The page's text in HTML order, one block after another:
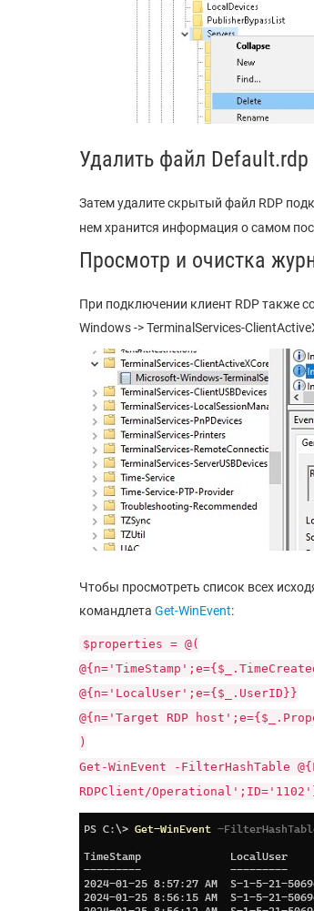
Удалить файл Default.rdp
Затем удалите скрытый файл RDP
нем хранится информация о самом
Просмотр и очистка
При подключении клиент RDP также
Windows -> TerminalServices-
Чтобы просмотреть список всех
командлета Get-WinEvent:
$properties = @(
@{n='LocalUser';e={$_.UserID}}
@{n='Target RDP
)
Get-WinEvent -FilterHashTable
RDPClient/